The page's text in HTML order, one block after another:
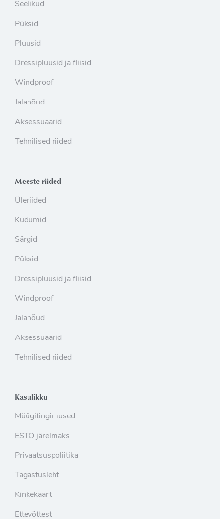
Seelikud
Püksid
Pluusid
Dressipluusid ja fliisid
Windproof
Jalanõud
Aksessuaarid
Tehnilised riided
Meeste riided
Üleriided
Kudumid
Särgid
Püksid
Dressipluusid ja fliisid
Windproof
Jalanõud
Aksessuaarid
Tehnilised riided
Kasulikku
Müügitingimused
ESTO järelmaks
Privaatsuspoliitika
Tagastusleht
Kinkekaart
Ettevõttest